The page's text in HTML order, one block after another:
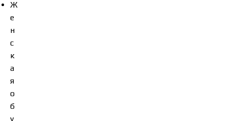
Ж
е
н
с
к
а
я
о
б
у